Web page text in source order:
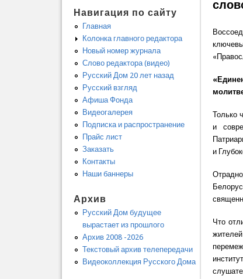
Только
и
и
Что
Навигация по сайту
Главная
Колонка главного редактора
Новый номер журнала
Слово редактора (видео)
Русский Дом 20 лет назад
Русский взгляд
Афиша Фонда
Видеогалерея
Подписка и распространение
Прайс лист
Заказать
Контакты
Наши баннеры
Архив
Русский Дом будущее
вырастает из прошлого
Архив 2008 -2026
Текстовый архив телепередачи
Видеоколлекция Русского Дома